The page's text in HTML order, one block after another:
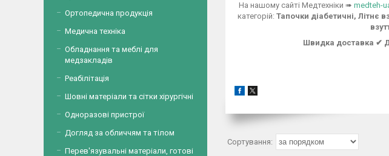
На нашому сайті Медтехніки ➠ medteh-
категорій: Тапочки діабетичні, Літнє
Швидка доставка ✔
Ортопедична продукція
Медична техніка
Обладнання та меблі для
медзакладів
Реабілітація
Шовні матеріали та сітки хірургічні
Одноразові пристрої
Догляд за обличчям та тілом
Перев'язувальні матеріали, готові